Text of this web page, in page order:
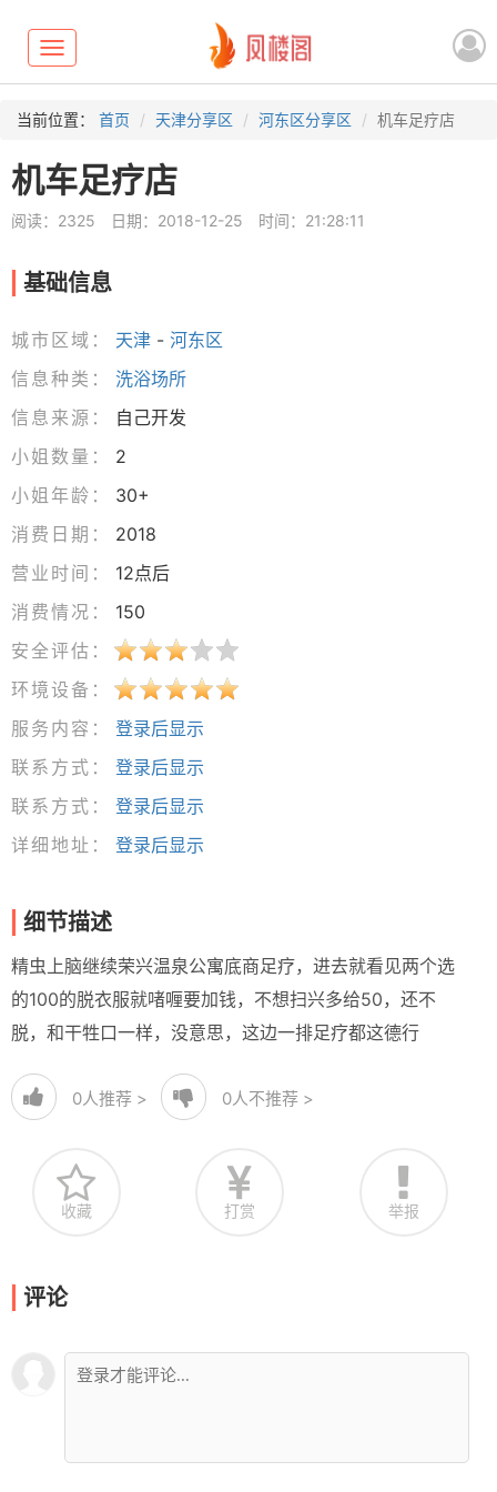
Toggle
navigation
当前位置： 首页 天津分享区 河东区分享区 机车足疗店
机车足疗店
阅读：2325 日期：2018-12-25 时间：21:28:11
基础信息
城市区域： 天津 - 河东区
信息种类：
洗浴场所
信息来源：
自己开发
小姐数量：
2
小姐年龄：
30+
消费日期：
2018
营业时间：
12点后
消费情况：
150
安全评估：
环境设备：
服务内容：
登录后显示
联系方式：
登录后显示
联系方式：
登录后显示
详细地址：
登录后显示
细节描述
精虫上脑继续荣兴温泉公寓底商足疗，进去就看见两个选
的100的脱衣服就啫喱要加钱，不想扫兴多给50，还不
脱，和干牲口一样，没意思，这边一排足疗都这德行
0人推荐 > 0人不推荐 >
收藏 打赏 举报
评论